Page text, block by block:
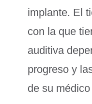
implante. El
con la que
auditiva
progreso y
de su